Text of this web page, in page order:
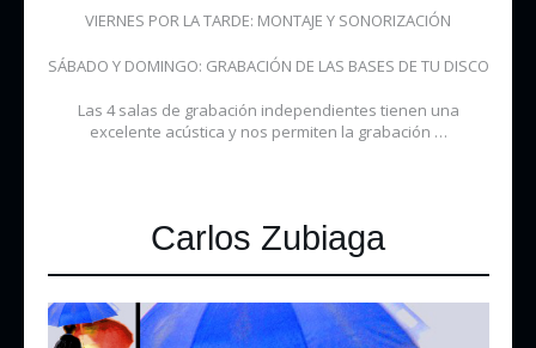
VIERNES POR LA TARDE: MONTAJE Y SONORIZACIÓN
SÁBADO Y DOMINGO: GRABACIÓN DE LAS BASES DE TU DISCO
Las 4 salas de grabación independientes tienen una
excelente acústica y nos permiten la grabación …
Carlos Zubiaga